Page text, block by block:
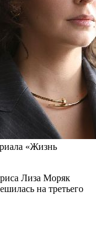
«Жизнь
Лиза Моряк
на третьего